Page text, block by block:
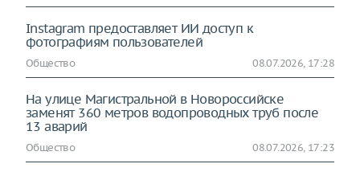
Instagrаm предоставляет ИИ доступ к
фотографиям пользователей
Общество 08.07.2026, 17:28
На улице Магистральной в Новороссийске
заменят 360 метров водопроводных труб после
13 аварий
Общество 08.07.2026, 17:23